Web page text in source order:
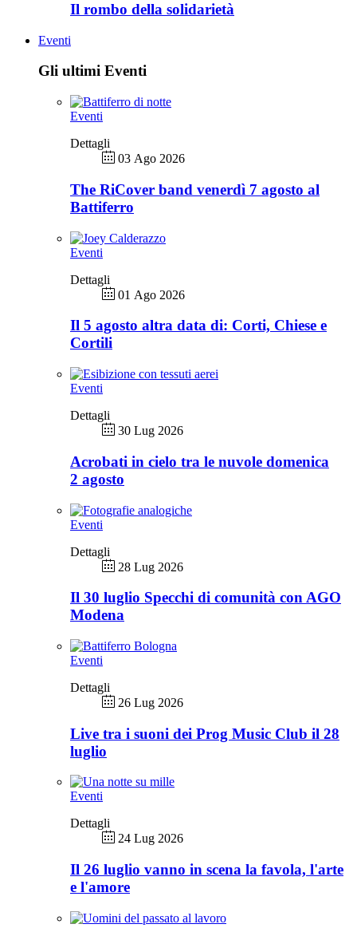
Il rombo della solidarietà
Eventi
Gli ultimi Eventi
Eventi
Dettagli
03 Ago 2026
The RiCover band venerdì 7 agosto al
Battiferro
Eventi
Dettagli
01 Ago 2026
Il 5 agosto altra data di: Corti, Chiese e
Cortili
Eventi
Dettagli
30 Lug 2026
Acrobati in cielo tra le nuvole domenica
2 agosto
Eventi
Dettagli
28 Lug 2026
Il 30 luglio Specchi di comunità con AGO
Modena
Eventi
Dettagli
26 Lug 2026
Live tra i suoni dei Prog Music Club il 28
luglio
Eventi
Dettagli
24 Lug 2026
Il 26 luglio vanno in scena la favola, l'arte
e l'amore